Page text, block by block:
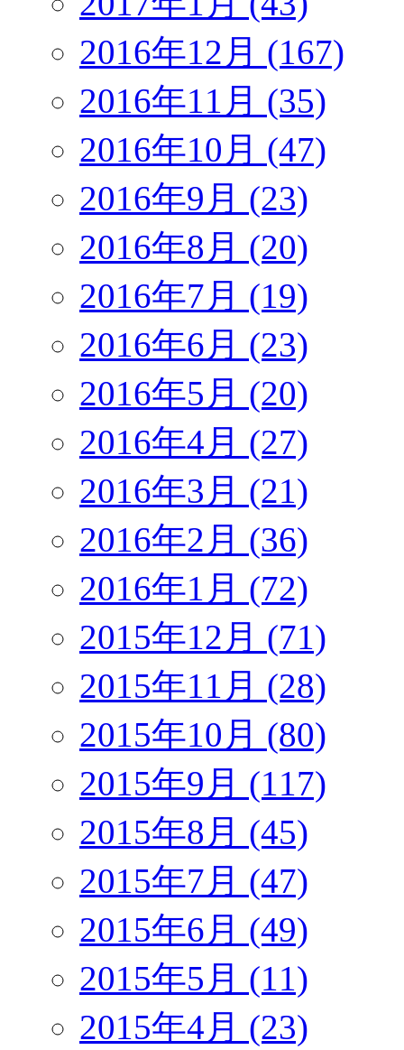
2016年12月 (167)
2016年11月 (35)
2016年10月 (47)
2016年9月 (23)
2016年8月 (20)
2016年7月 (19)
2016年6月 (23)
2016年5月 (20)
2016年4月 (27)
2016年3月 (21)
2016年2月 (36)
2016年1月 (72)
2015年12月 (71)
2015年11月 (28)
2015年10月 (80)
2015年9月 (117)
2015年8月 (45)
2015年7月 (47)
2015年6月 (49)
2015年5月 (11)
2015年4月 (23)